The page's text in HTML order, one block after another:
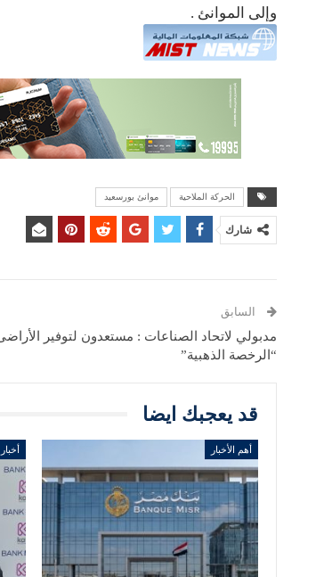
وإلى الموانئ .
الحركة الملاحية موانئ بورسعيد
شارك
السابق
مدبولي لاتحاد الصناعات : مستعدون لتوفير
“الرخصة الذهبية”
قد يعجبك ايضا
أهم الأخبار